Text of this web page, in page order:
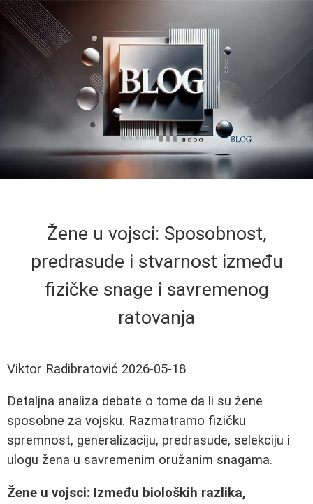
Žene u vojsci: Sposobnost,
predrasude i stvarnost između
fizičke snage i savremenog
ratovanja
Viktor Radibratović 2026-05-18
Detaljna analiza debate o tome da li su žene
sposobne za vojsku. Razmatramo fizičku
spremnost, generalizaciju, predrasude, selekciju i
ulogu žena u savremenim oružanim snagama.
Žene u vojsci: Između bioloških razlika,